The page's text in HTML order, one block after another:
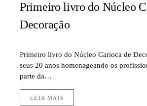
Primeiro livro do Núcleo
Decoração
Primeiro livro do Núcleo Carioca de
seus 20 anos homenageando os
parte da…
LEIA MAIS